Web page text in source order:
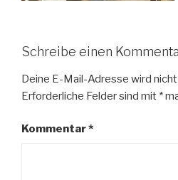
Schreibe einen
Deine E-Mail-Adresse wird
Erforderliche Felder sind mit *
Kommentar*